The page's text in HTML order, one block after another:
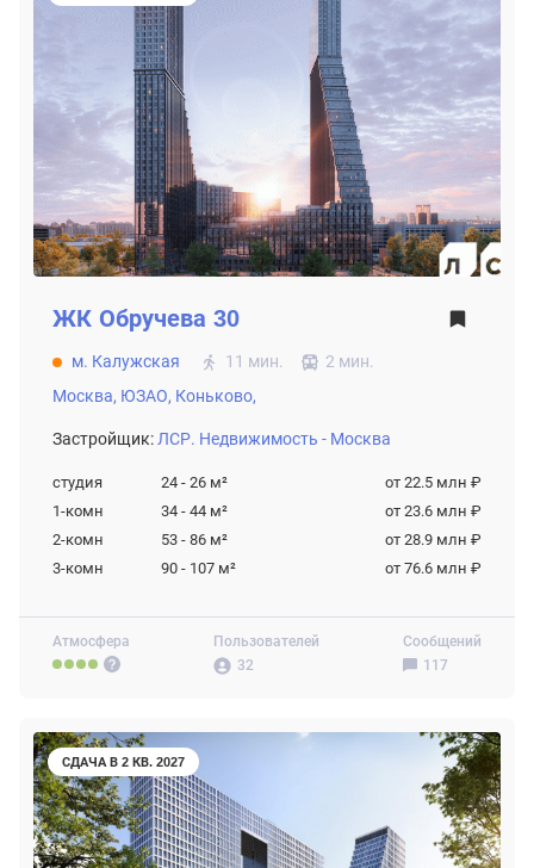
Атмосфера
Пользователей
32
Сообщений
117
ЖК Обручева 30
м. Калужская 11 мин.
2 мин.
Москва, ЮЗАО, Коньково,
Застройщик: ЛСР. Недвижимость - Москва
студия 24 - 26 м²
от 22.5 млн ₽
1-комн
34 - 44 м²
от 23.6 млн ₽
2-комн
53 - 86 м²
от 28.9 млн ₽
3-комн
90 - 107 м² от 76.6 млн ₽
СДАЧА В 2 КВ. 2027